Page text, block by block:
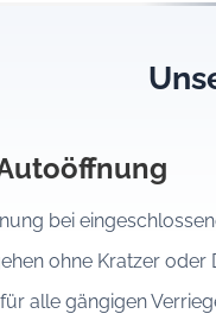
bei
ohne Kratzer oder
alle gängigen